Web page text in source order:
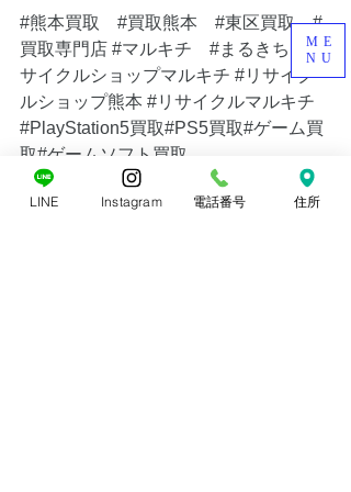
ME
NU
#熊本買取 #買取熊本 #東区買取
#
買取専門店 #マルキチ #まるきち
#リ
サイクルショップマルキチ #リサイク
ルショップ熊本 #リサイクルマルキチ
#PlayStation5買取#PS5買取#ゲーム買
取#ゲームソフト買取
LINE Instagram 電話番号 住所